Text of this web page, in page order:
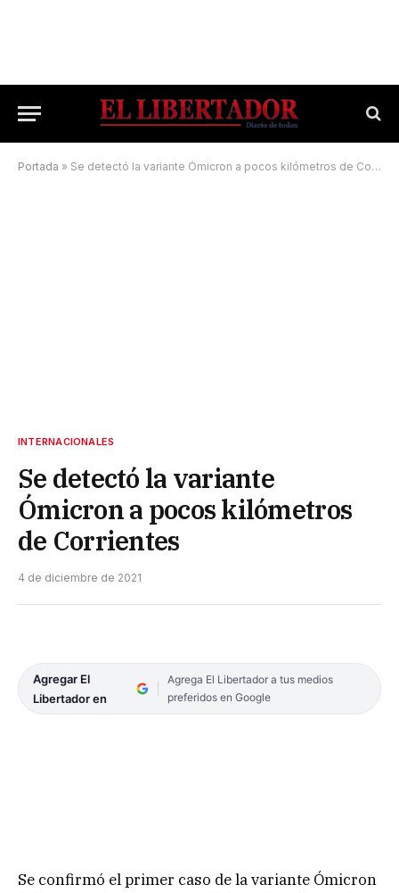
Portada » Se detectó la variante Ómicron a pocos kilómetros de Corrientes
INTERNACIONALES
Se detectó la variante
Ómicron a pocos kilómetros
de Corrientes
4 de diciembre de 2021
Agregar El
Libertador en
Agrega El Libertador a tus medios
preferidos en Google
Se confirmó el primer caso de la variante Ómicron